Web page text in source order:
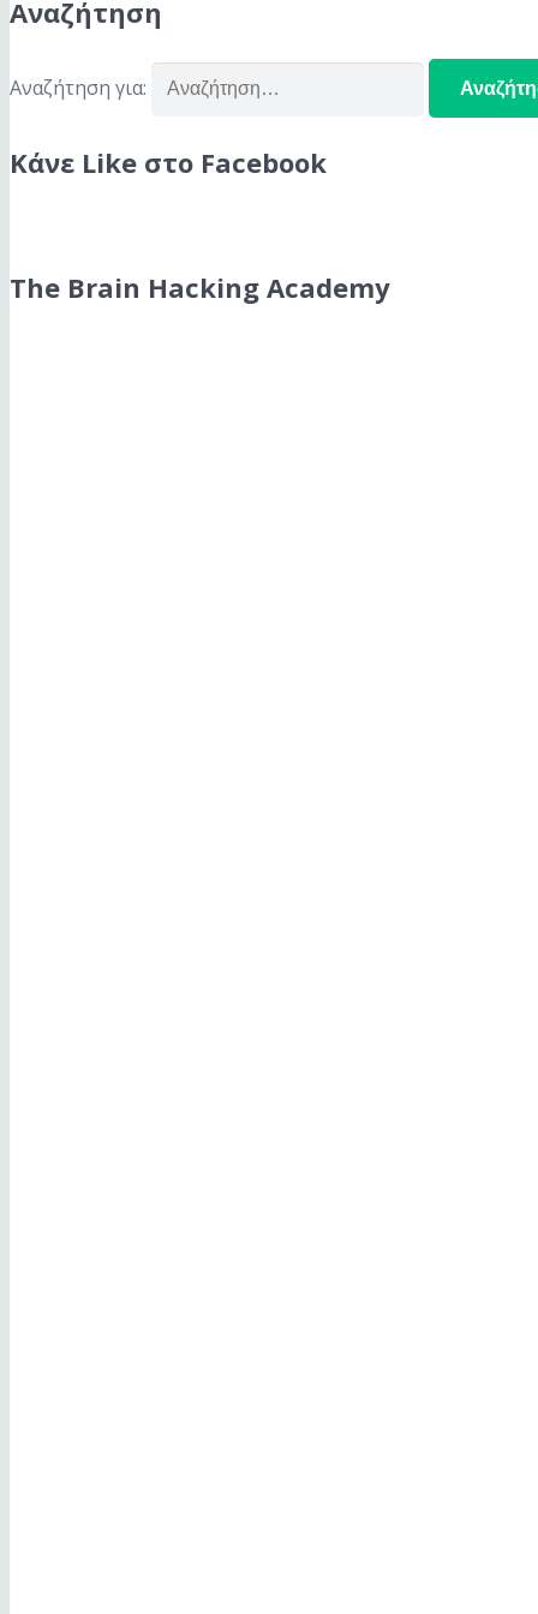
Αναζήτηση
Αναζήτηση για:
Κάνε Like στο Facebook
The Brain Hacking Academy